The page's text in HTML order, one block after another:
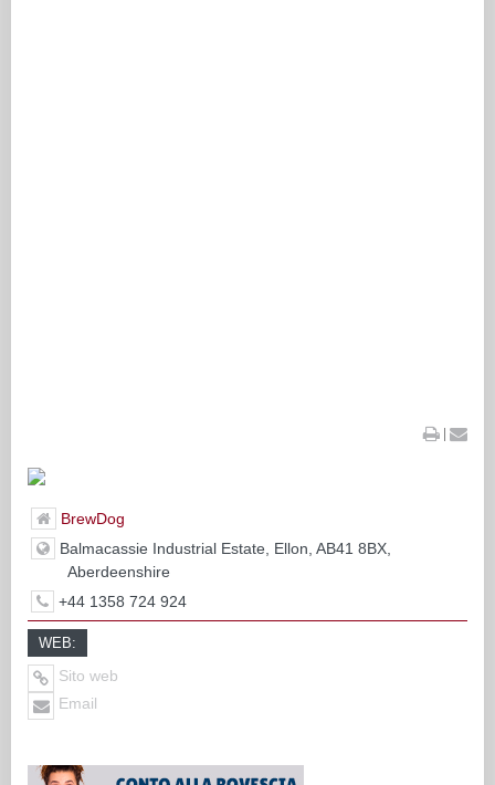
|
BrewDog
Balmacassie Industrial Estate, Ellon, AB41 8BX,
Aberdeenshire
+44 1358 724 924
WEB:
Sito web
Email